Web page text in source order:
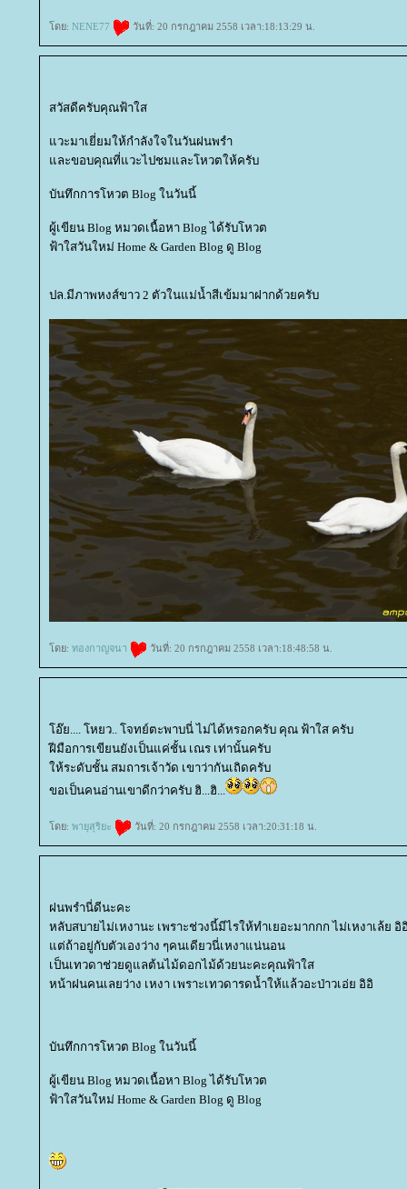
ดย: NENE77 วันที่: 20 กรกฎาคม 2558 เวลา:18:13:29 น.
สวัสดีครับคุณฟ้าใส
วะมาเยี่ยมให้กำลังใจในวันฝนพรำ
ละขอบคุณที่แวะไปชมและโหวตให้ครับ
บันทึกการโหวต Blog ในวันนี้
ผู้เขียน Blog หมวดเนื้อหา Blog ได้รับโหวต
ฟ้าใสวันใหม่ Home & Garden Blog ดู Blog
ปล.มีภาพหงส์ขาว 2 ตัวในแม่น้ำสีเข้มมาฝากด้วยครับ
ดย: ทองกาญจนา วันที่: 20 กรกฎาคม 2558 เวลา:18:48:58 น.
อ๊ย.... โหยว.. โจทย์ตะพาบนี่ ไม่ได้หรอกครับ คุณ ฟ้าใส ครับ
ฝีมือการเขียนยังเป็นแค่ชั้น เณร เท่านั้นครับ
ห้ระดับชั้น สมถารเจ้าวัด เขาว่ากันเถิดครับ
ขอเป็นคนอ่านเขาดีกว่าครับ ฮิ...ฮิ...
ดย: พายุสุริยะ วันที่: 20 กรกฎาคม 2558 เวลา:20:31:18 น.
ฝนพรำนี่ดีนะคะ
หลับสบายไม่เหงานะ เพราะช่วงนี้มีไรให้ทำเยอะมากกก ไม่เหงาเล้ย อิ
ต่ถ้าอยู่กับตัวเองว่าง ๆคนเดียวนี่เหงาแน่นอน
เป็นเทวดาช่วยดูแลต้นไม้ดอกไม้ด้วยนะคะคุณฟ้าใส
หน้าฝนคนเลยว่าง เหงา เพราะเทวดารดน้ำให้แล้วอะป่าวเอ่ย อิอิ
บันทึกการโหวต Blog ในวันนี้
ผู้เขียน Blog หมวดเนื้อหา Blog ได้รับโหวต
ฟ้าใสวันใหม่ Home & Garden Blog ดู Blog